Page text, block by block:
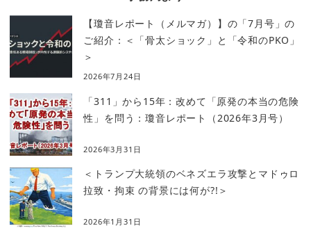
【瓊音レポート（メルマガ）】の「7月号」の
ご紹介：＜「骨太ショック」と「令和のPKO」
＞
2026年7月24日
「311」から15年：改めて「原発の本当の危険
性」を問う：瓊音レポート（2026年3月号）
2026年3月31日
＜トランプ大統領のベネズエラ攻撃とマドゥロ
拉致・拘束 の背景には何が?!＞
2026年1月31日